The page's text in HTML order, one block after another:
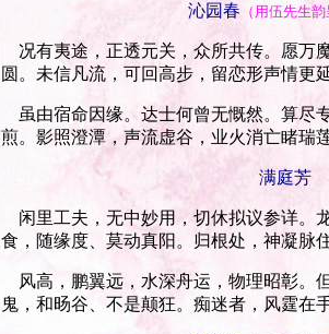
沁园春 （用伍先生
况有夷途，正透元关，众所共传。愿万
圆。未信凡流，可回高步，留恋形声情更
虽由宿命因缘。达士何曾无慨然。算尽
煎。影照澄潭，声流虚谷，业火消亡睹瑞
满庭芳
闲里工夫，无中妙用，切休拟议参详。
食，随缘度、莫动真阳。归根处，神凝脉
风高，鹏翼远，水深舟运，物理昭彰。
鬼，和旸谷、不是颠狂。痴迷者，风霆在